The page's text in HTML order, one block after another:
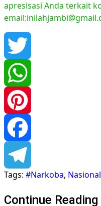
apresisasi Anda terkait
Twitter
WhatsApp
Pinterest
Facebook
Telegram
Tags: #Narkoba, Nasional
Continue Reading